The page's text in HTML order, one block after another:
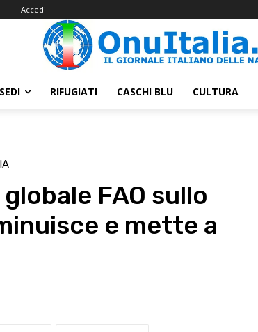
Accedi
RIFUGIATI CASCHI BLU CULTURA
FAO sullo
e mette a